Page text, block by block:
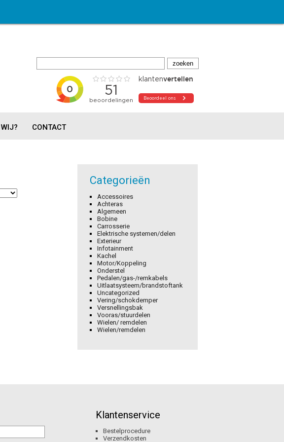
CONTACT
Categorieën
Accessoires
Achteras
Algemeen
Bobine
Carrosserie
Elektrische systemen/delen
Exterieur
Infotainment
Kachel
Motor/Koppeling
Onderstel
Pedalen/gas-/remkabels
Uitlaatsysteem/brandstoftank
Uncategorized
Vering/schokdemper
Versnellingsbak
Vooras/stuurdelen
Wielen/ remdelen
Wielen/remdelen
Klantenservice
Bestelprocedure
Verzendkosten